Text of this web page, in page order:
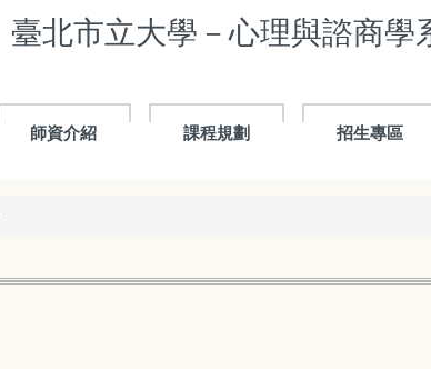
臺北市立大學－心理與諮商學
師資介紹 課程規劃 招生專區